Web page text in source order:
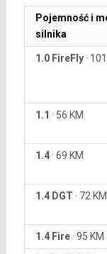
Pojemność i
silnika
1.0 FireFly·
1.1 · 56 KM
1.4· 69 KM
1.4 DGT · 72 KM
1.4 Fire· 95 KM